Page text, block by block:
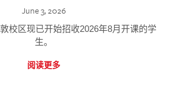
June 3, 2026
校区现已开始招收2026年8月开课的学
生。
阅读更多